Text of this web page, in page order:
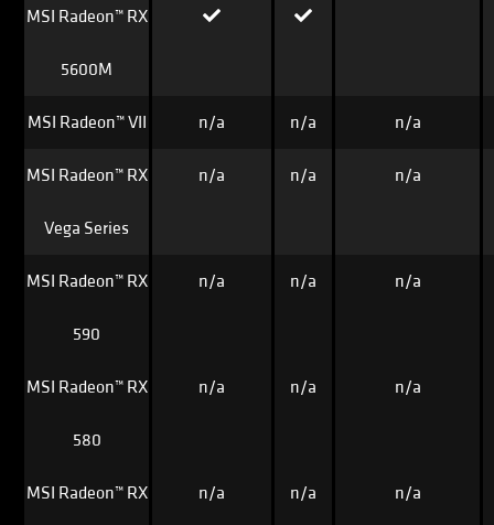
MSI Radeon™ RX
5600M
MSI Radeon™ VII n/a n/a n/a
MSI Radeon™ RX
Vega Series
n/a n/a n/a
MSI Radeon™ RX
590
n/a n/a n/a
MSI Radeon™ RX
580
n/a n/a n/a
MSI Radeon™ RX n/a n/a n/a